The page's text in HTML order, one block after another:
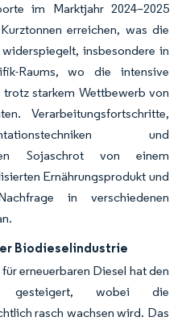
im Marktjahr 2024–2025
erreichen, was die
insbesondere in
Raums, wo die intensive
starkem Wettbewerb von
Verarbeitungsfortschritte,
und
Sojaschrot von einem
Ernährungsprodukt und
in verschiedenen
Biodieselindustrie
erneuerbaren Diesel hat den
gesteigert, wobei die
rasch wachsen wird. Das